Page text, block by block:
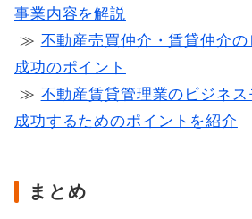
事業内容を解説
≫ 不動産売買仲介・賃貸仲介の
成功のポイント
≫ 不動産賃貸管理業のビジネ
成功するためのポイントを紹介
まとめ